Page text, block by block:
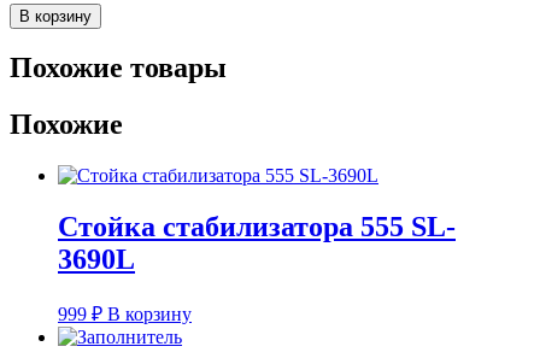
Количество
товара
Стойка
стабилизатора
HSL-
(MR594340,
ML-
В корзину
Похожие товары
Похожие
Стойка стабилизатора 555 SL-
3690L
999 ₽ В корзину